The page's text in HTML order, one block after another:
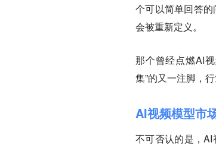
个可以简单回答
会被重新定义。
那个曾经点燃AI
集”的又一注脚，
AI视频模型市
不可否认的是，